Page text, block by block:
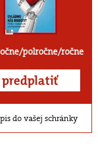
polročne/ročne
predplatiť
do vašej schránky